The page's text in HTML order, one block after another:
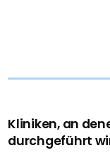
Suche
Kliniken, an
durchgeführt